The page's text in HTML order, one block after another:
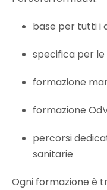
base per tutti i
specifica per le
formazione
formazione
percorsi
sanitarie
Ogni formazione è